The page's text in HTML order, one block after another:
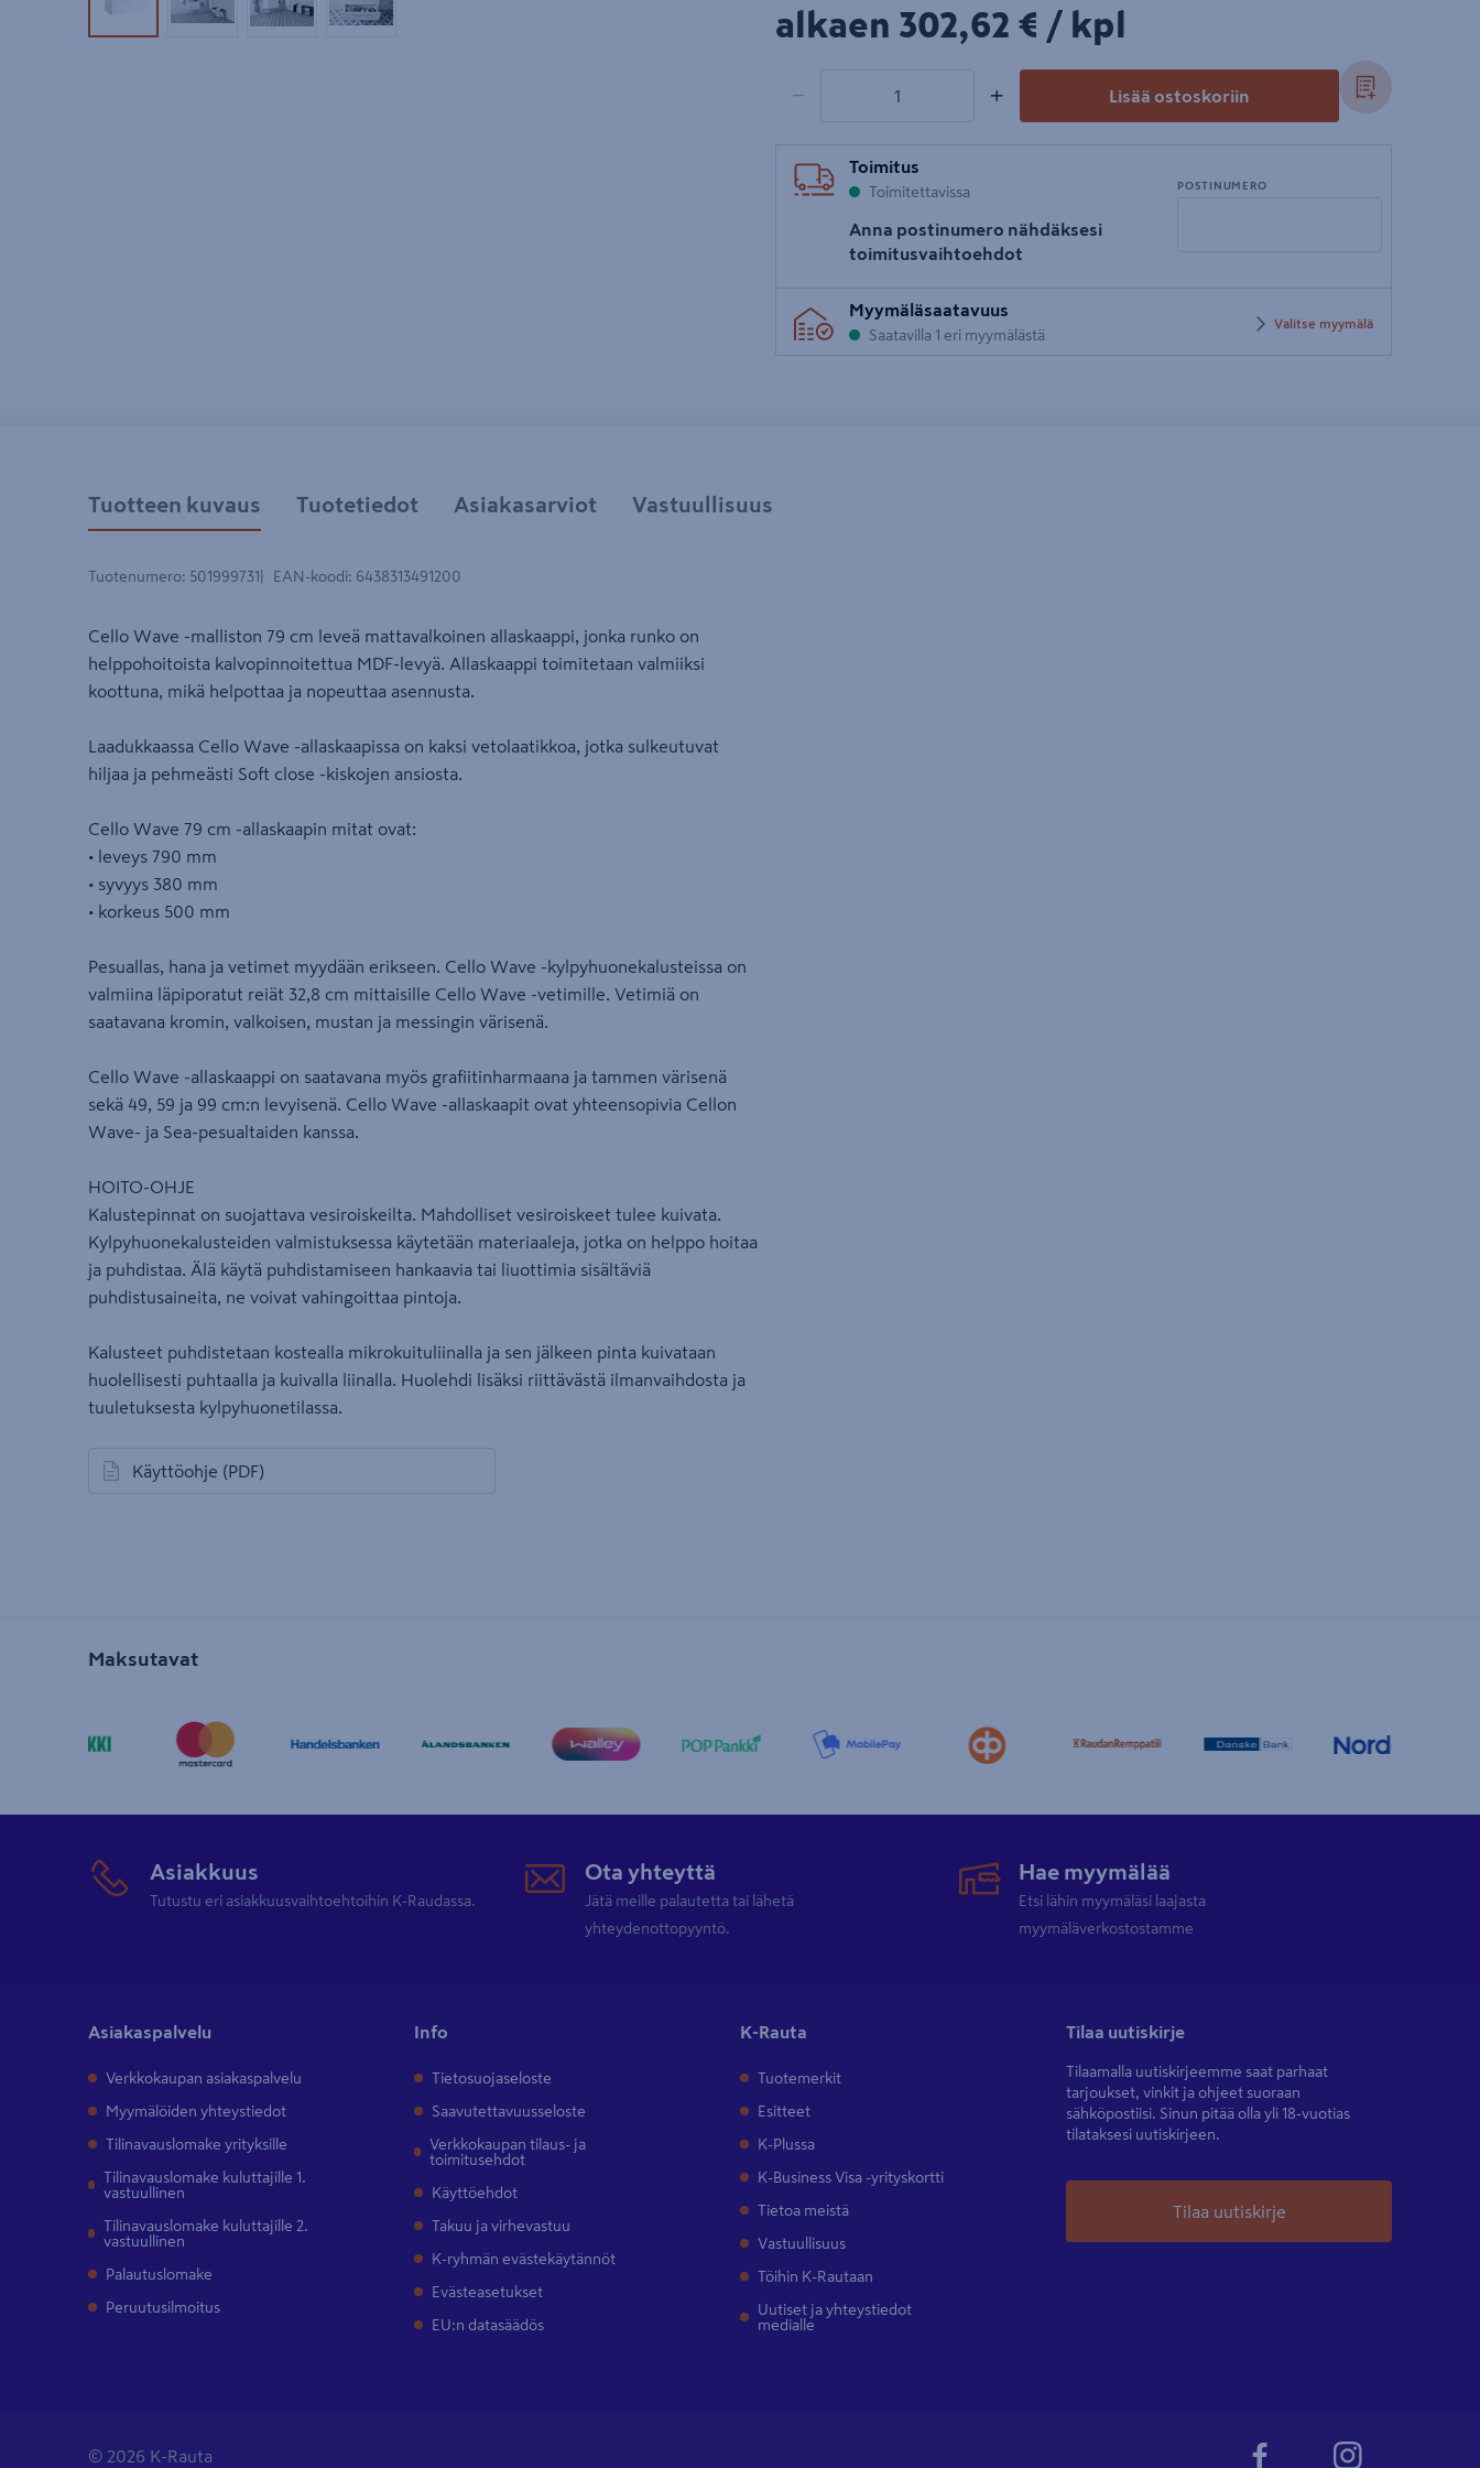
Tuotekuva 1Tuotekuva 2Tuotekuva 3Tuotekuva 4 alkaen 302,62€/kpl
302,62 € / kpl
− + Lisää ostoskoriin
Toimitus
Toimitettavissa
Anna postinumero nähdäksesi
toimitusvaihtoehdot
POSTINUMERO
postinumero
Myymäläsaatavuus
Saatavilla 1 eri myymälästä
Valitse myymälä
Tuotteen kuvaus Tuotetiedot Asiakasarviot Vastuullisuus
Tuotenumero: 501999731 EAN-koodi: 6438313491200
Cello Wave -malliston 79 cm leveä mattavalkoinen allaskaappi, jonka runko on
helppohoitoista kalvopinnoitettua MDF-levyä. Allaskaappi toimitetaan valmiiksi
koottuna, mikä helpottaa ja nopeuttaa asennusta.
Laadukkaassa Cello Wave -allaskaapissa on kaksi vetolaatikkoa, jotka sulkeutuvat
hiljaa ja pehmeästi Soft close -kiskojen ansiosta.
Cello Wave 79 cm -allaskaapin mitat ovat:
• leveys 790 mm
• syvyys 380 mm
• korkeus 500 mm
Pesuallas, hana ja vetimet myydään erikseen. Cello Wave -kylpyhuonekalusteissa on
valmiina läpiporatut reiät 32,8 cm mittaisille Cello Wave -vetimille. Vetimiä on
saatavana kromin, valkoisen, mustan ja messingin värisenä.
Cello Wave -allaskaappi on saatavana myös grafiitinharmaana ja tammen värisenä
sekä 49, 59 ja 99 cm:n levyisenä. Cello Wave -allaskaapit ovat yhteensopivia Cellon
Wave- ja Sea-pesualtaiden kanssa.
HOITO-OHJE
Kalustepinnat on suojattava vesiroiskeilta. Mahdolliset vesiroiskeet tulee kuivata.
Kylpyhuonekalusteiden valmistuksessa käytetään materiaaleja, jotka on helppo hoitaa
ja puhdistaa. Älä käytä puhdistamiseen hankaavia tai liuottimia sisältäviä
puhdistusaineita, ne voivat vahingoittaa pintoja.
Kalusteet puhdistetaan kostealla mikrokuituliinalla ja sen jälkeen pinta kuivataan
huolellisesti puhtaalla ja kuivalla liinalla. Huolehdi lisäksi riittävästä ilmanvaihdosta ja
tuuletuksesta kylpyhuonetilassa.
Käyttöohje (PDF)
avautuu uuteen välilehteen
Maksutavat
Asiakkuus
Tutustu eri asiakkuusvaihtoehtoihin K-Raudassa.
Ota yhteyttä
Jätä meille palautetta tai lähetä
yhteydenottopyyntö.
Hae myymälää
Etsi lähin myymäläsi laajasta
myymäläverkostostamme
Asiakaspalvelu
Verkkokaupan asiakaspalvelu
Myymälöiden yhteystiedot
Tilinavauslomake yrityksille
Tilinavauslomake kuluttajille 1.
vastuullinen
Tilinavauslomake kuluttajille 2.
vastuullinen
Palautuslomake
Peruutusilmoitus
Info
Tietosuojaseloste
Saavutettavuusseloste
Verkkokaupan tilaus- ja
toimitusehdot
Käyttöehdot
Takuu ja virhevastuu
K-ryhmän evästekäytännöt
Evästeasetukset
EU:n datasäädös
K-Rauta
Tuotemerkit
Esitteet
K-Plussa
K-Business Visa -yrityskortti
Tietoa meistä
Vastuullisuus
Töihin K-Rautaan
Uutiset ja yhteystiedot
medialle
Tilaa uutiskirje
Tilaamalla uutiskirjeemme saat parhaat
tarjoukset, vinkit ja ohjeet suoraan
sähköpostiisi. Sinun pitää olla yli 18-vuotias
tilataksesi uutiskirjeen.
Tilaa uutiskirje
© 2026 K-Rauta